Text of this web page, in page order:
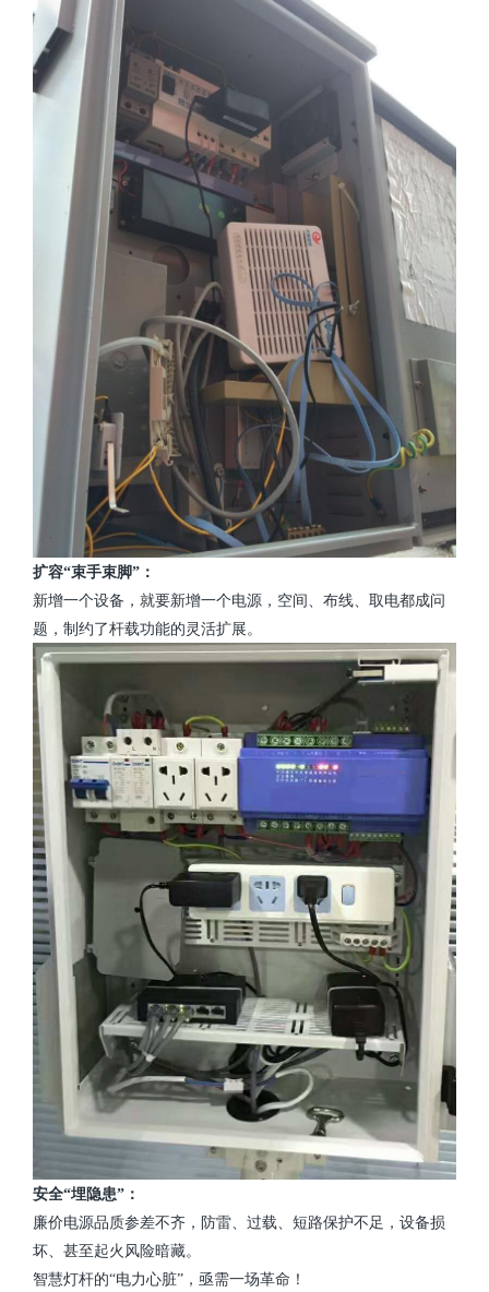
扩容“束手束脚”：
新增一个设备，就要新增一个电源，空间、布线、取电都成问
题，制约了杆载功能的灵活扩展。
安全“埋隐患”：
廉价电源品质参差不齐，防雷、过载、短路保护不足，设备损
坏、甚至起火风险暗藏。
智慧灯杆的“电力心脏”，亟需一场革命！